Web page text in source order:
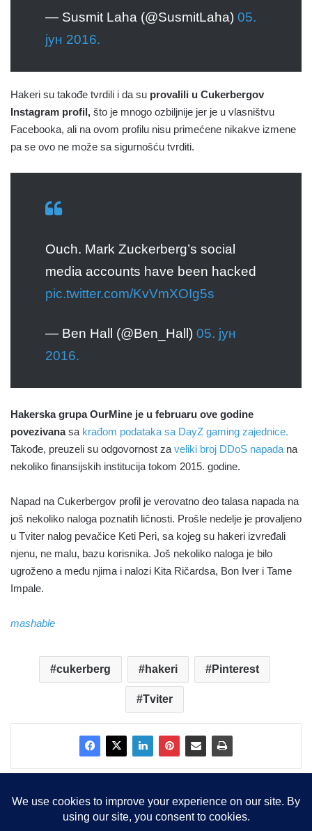
— Susmit Laha (@SusmitLaha) 05.
јун 2016.
Hakeri su takođe tvrdili i da su provalili u Cukerbergov
Instagram profil, što je mnogo ozbiljnije jer je u vlasništvu
Facebooka, ali na ovom profilu nisu primećene nikakve izmene
pa se ovo ne može sa sigurnošću tvrditi.
Ouch. Mark Zuckerberg’s social
media accounts have been hacked
pic.twitter.com/KvVmXOIg5s
— Ben Hall (@Ben_Hall) 05. јун
2016.
Hakerska grupa OurMine je u februaru ove godine
povezivanasa krađom podataka sa DayZ gaming zajednice.
Takođe, preuzeli su odgovornost za veliki broj DDoS napada na
nekoliko finansijskih institucija tokom 2015. godine.
Napad na Cukerbergov profil je verovatno deo talasa napada na
još nekoliko naloga poznatih ličnosti. Prošle nedelje je provaljeno
u Tviter nalog pevačice Keti Peri, sa kojeg su hakeri izvređali
njenu, ne malu, bazu korisnika. Još nekoliko naloga je bilo
ugroženo a među njima i nalozi Kita Ričardsa, Bon Iver i Tame
Impale.
mashable
cukerberg hakeri Pinterest
Tviter
Copyright © 2015-2025, Sva prava zadržana | LBS Team d.o.o.